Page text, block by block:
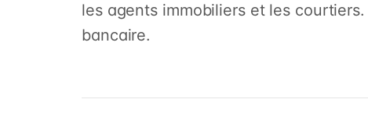
les agents immobiliers et les
bancaire.